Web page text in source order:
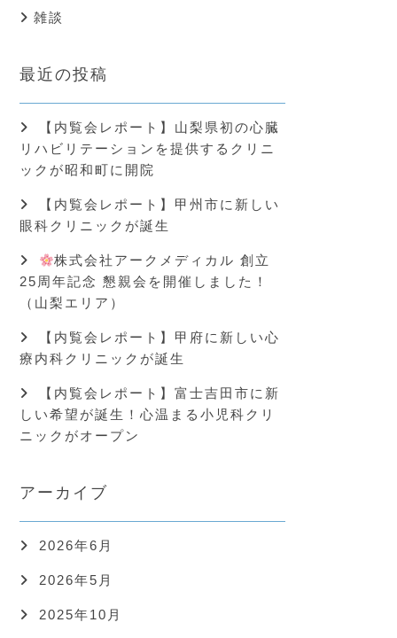
雑談
最近の投稿
【内覧会レポート】山梨県初の心臓
リハビリテーションを提供するクリニ
ックが昭和町に開院
【内覧会レポート】甲州市に新しい
眼科クリニックが誕生
株式会社アークメディカル 創立
25周年記念 懇親会を開催しました！
（山梨エリア）
【内覧会レポート】甲府に新しい心
療内科クリニックが誕生
【内覧会レポート】富士吉田市に新
しい希望が誕生！心温まる小児科クリ
ニックがオープン
アーカイブ
2026年6月
2026年5月
2025年10月